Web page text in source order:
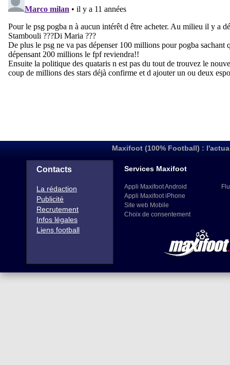
Maxifoot (100% Football) :
Contacts
La rédaction
Publicité
Recrutement
Infos légales
Liens football
Services Maxifoot
Appli Maxifoot Android
Appli Maxifoot iPhone
Site web Mobile
Choix de consentement